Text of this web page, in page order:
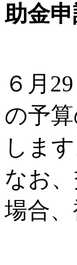
助金
６月
の予
します
なお
場合